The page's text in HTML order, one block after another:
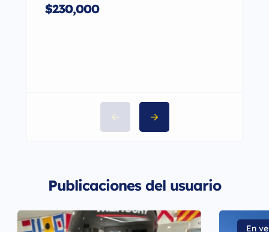
$230,000
Publicaciones del usuario
En